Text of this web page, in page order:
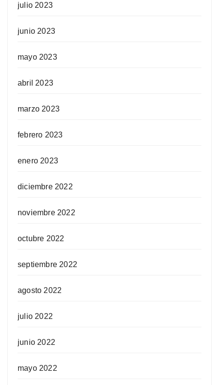
julio 2023
junio 2023
mayo 2023
abril 2023
marzo 2023
febrero 2023
enero 2023
diciembre 2022
noviembre 2022
octubre 2022
septiembre 2022
agosto 2022
julio 2022
junio 2022
mayo 2022